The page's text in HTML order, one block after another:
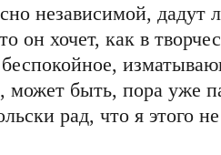
независимой, дадут
он хочет, как в
может быть, пора уже
рад, что я этого